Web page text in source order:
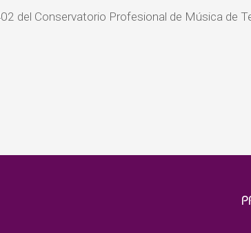
del Conservatorio Profesional de Música de